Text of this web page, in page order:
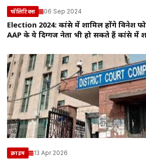
पॉलिटिक्स 06 Sep 2024
Election 2024: कांग्रेस में शामिल होंगे विनेश
AAP के ये दिग्गज नेता भी हो सकते हैं कांग्रेस में
क्राइम 13 Apr 2026